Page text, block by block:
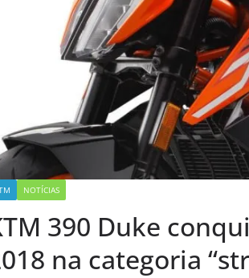
NOTÍCIAS
390 Duke
na categoria